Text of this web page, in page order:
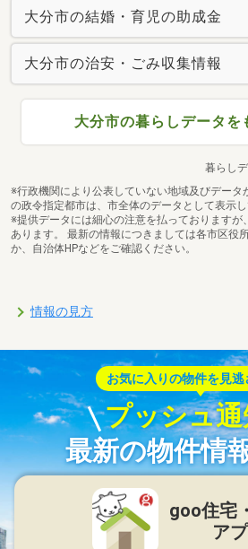
大分市の結婚・育児の助成金
大分市の治安・ごみ収集情報
大分市の暮らしデータを
暮らし
※行政機関により公表していない地域及びデー
の政令指定都市は、市全体のデータとして表示し
※提供データには細心の注意を払っておりますが
あります。 最新の情報につきましては各市区役
か、自治体HPなどをご確認ください。
情報の見方
お気に入りの物件を見逃
プッシュ
最新の物件情
goo住宅
ア